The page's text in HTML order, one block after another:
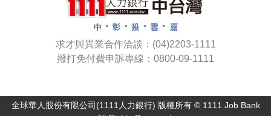
求才與異業合作洽談：(04)2203-1111
撥打免付費申訴專線：0800-09-1111
全球華人股份有限公司(1111人力銀行) 版權所有 © 1111 Job Bank